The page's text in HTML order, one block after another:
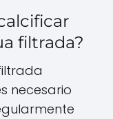
filtrada?
necesario